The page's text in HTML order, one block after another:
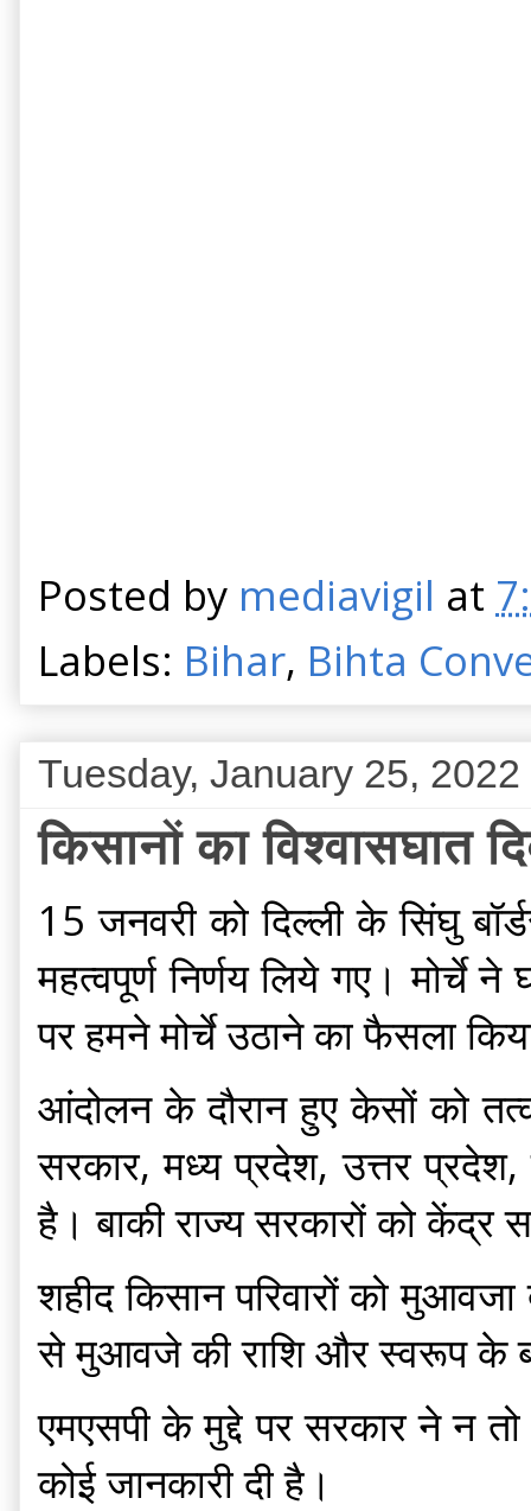
Posted by mediavigil at
Labels: Bihar, Bihta
Tuesday, January 25, 2022
किसानों का विश्वासघात
15 जनवरी को दिल्ली के सिंघु
महत्वपूर्ण निर्णय लिये गए।
पर हमने मोर्चे उठाने का फैसला
आंदोलन के दौरान हुए केसों को
सरकार, मध्य प्रदेश, उत्तर प्रदेश,
है। बाकी राज्य सरकारों को केंद्र
शहीद किसान परिवारों को
से मुआवजे की राशि और स्वरूप के
एमएसपी के मुद्दे पर सरकार ने न
कोई जानकारी दी है।